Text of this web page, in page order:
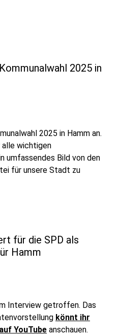
2025 in
2025 in Hamm an.
wichtigen
umfassendes Bild von den
für unsere Stadt zu
für die SPD als
Hamm
Interview getroffen. Das
könnt ihr
YouTube anschauen.